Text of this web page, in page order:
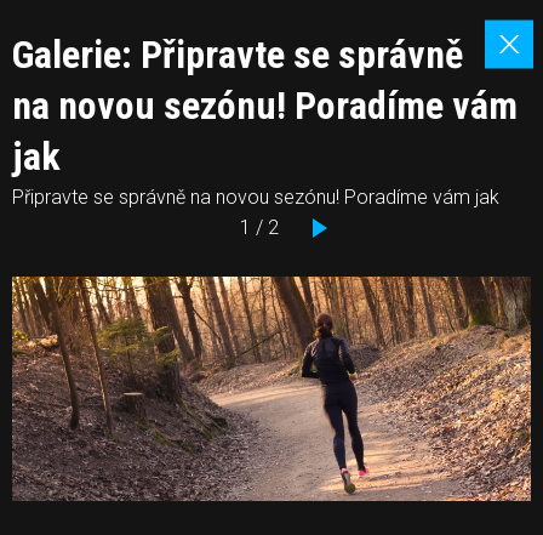
Galerie: Připravte se správně
na novou sezónu! Poradíme vám
jak
Připravte se správně na novou sezónu! Poradíme vám jak
1 / 2